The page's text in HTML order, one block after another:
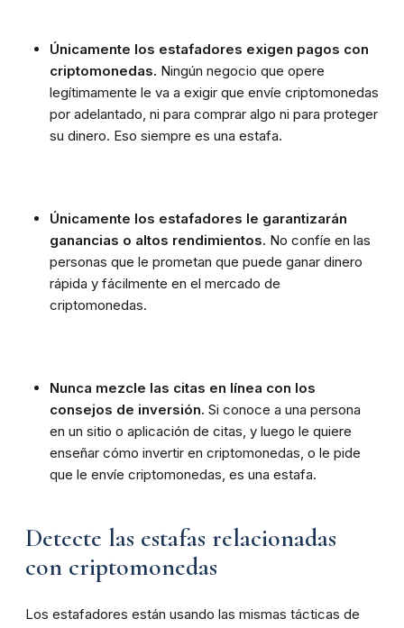
Únicamente los estafadores exigen pagos con
criptomonedas. Ningún negocio que opere
legítimamente le va a exigir que envíe criptomonedas
por adelantado, ni para comprar algo ni para proteger
su dinero. Eso siempre es una estafa.
Únicamente los estafadores le garantizarán
ganancias o altos rendimientos. No confíe en las
personas que le prometan que puede ganar dinero
rápida y fácilmente en el mercado de
criptomonedas.
Nunca mezcle las citas en línea con los
consejos de inversión. Si conoce a una persona
en un sitio o aplicación de citas, y luego le quiere
enseñar cómo invertir en criptomonedas, o le pide
que le envíe criptomonedas, es una estafa.
Detecte las estafas relacionadas
con criptomonedas
Los estafadores están usando las mismas tácticas de